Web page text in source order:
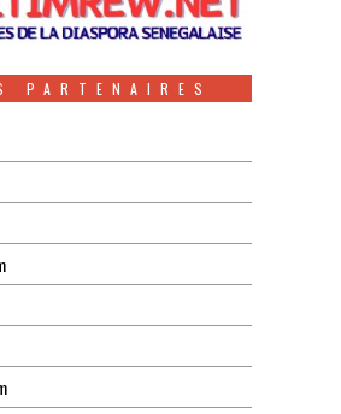
PARTENAIRES